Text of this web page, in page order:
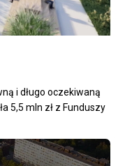
i długo oczekiwaną
5,5 mln zł z Funduszy